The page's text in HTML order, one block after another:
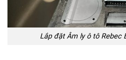
Lắp đặt Âm ly ô tô Rebec